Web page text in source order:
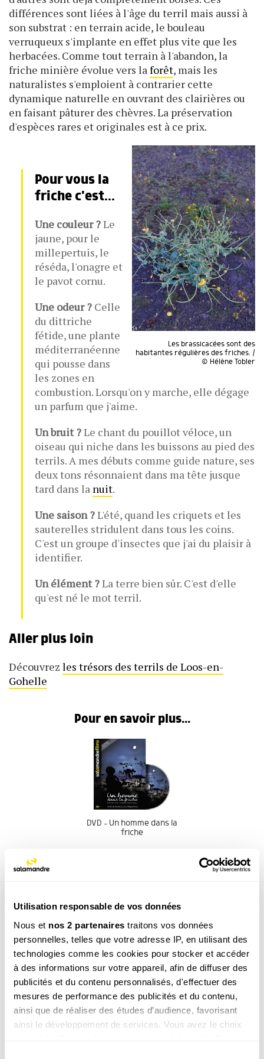
Utilisation responsable de vos données
Nous et nos 2 partenaires traitons vos données
personnelles, telles que votre adresse IP, en utilisant des
technologies comme les cookies pour stocker et accéder
à des informations sur votre appareil, afin de diffuser des
publicités et du contenu personnalisés, d'effectuer des
mesures de performance des publicités et du contenu,
ainsi que de réaliser des études d’audience, favorisant
ainsi le développement de services. Vous avez le choix
différences sont liées à l'âge du terril mais aussi à
son substrat : en terrain acide, le bouleau
verruqueux s'implante en effet plus vite que les
herbacées. Comme tout terrain à l'abandon, la
friche minière évolue vers laforêt, mais les
naturalistes s'emploient à contrarier cette
dynamique naturelle en ouvrant des clairières ou
en faisant pâturer des chèvres. La préservation
d'espèces rares et originales est à ce prix.
Les brassicacées sont des
habitantes régulières des friches. /
© Hélène Tobler
Pour vous la
friche c'est...
Une couleur ?Le
jaune, pour le
millepertuis, le
réséda, l'onagre et
le pavot cornu.
Une odeur ?Celle
du dittriche
fétide, une plante
méditerranéenne
qui pousse dans
les zones en
combustion. Lorsqu'on y marche, elle dégage
un parfum que j'aime.
Un bruit ?Le chant du pouillot véloce, un
oiseau qui niche dans les buissons au pied des
terrils. A mes débuts comme guide nature, ses
deux tons résonnaient dans ma tête jusque
tard dans la nuit.
Une saison ?L'été, quand les criquets et les
sauterelles stridulent dans tous les coins.
C'est un groupe d'insectes que j'ai du plaisir à
identifier.
Un élément ?La terre bien sûr. C'est d'elle
qu'est né le mot terril.
Aller plus loin
Découvrez les trésors des terrils de Loos-en-
Gohelle
Pour en savoir plus...
DVD – Un homme dans la
friche
La newsletter nature qui fait du bien !
Votre escapade nature hebdomadaire : reportages,
interviews, Minute Nature, …